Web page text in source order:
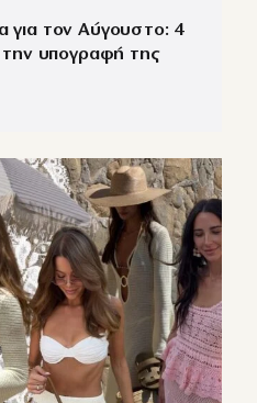
για τον Αύγουστο: 4
υπογραφή της